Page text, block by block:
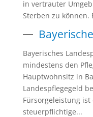
in vertrauter
Sterben zu können.
Bayerisches
mindestens den
Hauptwohnsitz in
Landespflegegeld
Fürsorgeleistung
steuerpflichtige...